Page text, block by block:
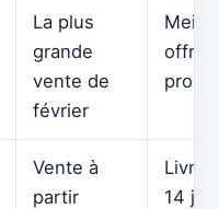
La plus
grande
vente de
février
offres
Vente à
partir
14